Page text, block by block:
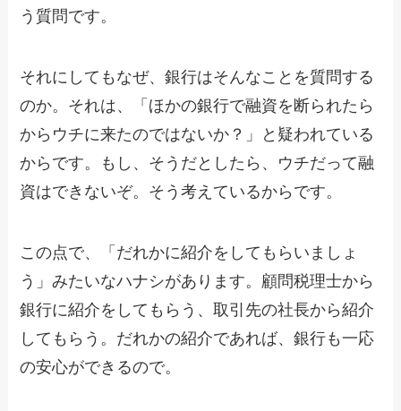
う質問です。
それにしてもなぜ、銀行はそんなことを質問する
のか。それは、「ほかの銀行で融資を断られたら
からウチに来たのではないか？」と疑われている
からです。もし、そうだとしたら、ウチだって融
資はできないぞ。そう考えているからです。
この点で、「だれかに紹介をしてもらいましょ
う」みたいなハナシがあります。顧問税理士から
銀行に紹介をしてもらう、取引先の社長から紹介
してもらう。だれかの紹介であれば、銀行も一応
の安心ができるので。